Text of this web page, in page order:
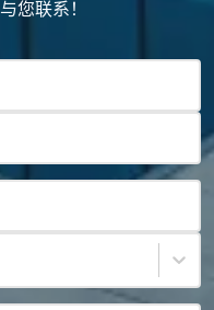
您联系！